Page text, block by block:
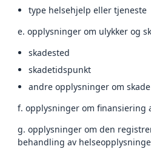
type helsehjelp eller tjeneste
e. opplysninger om ulykker og
skadested
skadetidspunkt
andre opplysninger om skade
f. opplysninger om finansiering
g. opplysninger om den
behandling av